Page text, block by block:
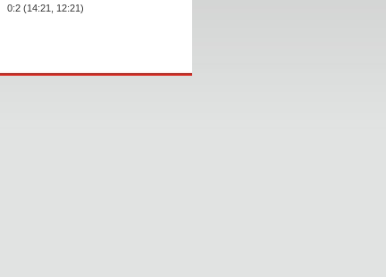
0:2 (14:21, 12:21)